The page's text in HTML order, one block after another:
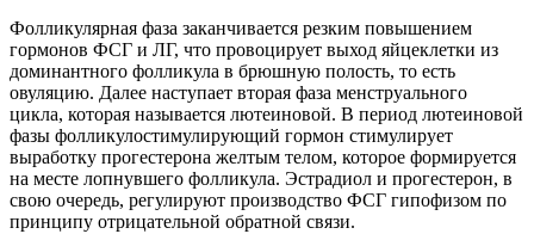
Фолликулярная фаза заканчивается резким повышением
гормонов ФСГ и ЛГ, что провоцирует выход яйцеклетки из
доминантного фолликула в брюшную полость, то есть
овуляцию. Далее наступает вторая фаза менструального
цикла, которая называется лютеиновой. В период лютеиновой
фазы фолликулостимулирующий гормон стимулирует
выработку прогестерона желтым телом, которое формируется
на месте лопнувшего фолликула. Эстрадиол и прогестерон, в
свою очередь, регулируют производство ФСГ гипофизом по
принципу отрицательной обратной связи.